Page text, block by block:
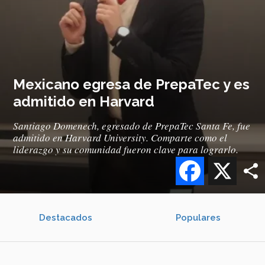
Mexicano egresa de PrepaTec y es
admitido en Harvard
Santiago Domenech, egresado de PrepaTec Santa Fe, fue
admitido en Harvard University. Comparte como el
liderazgo y su comunidad fueron clave para lograrlo.
Facebook
Destacados Populares